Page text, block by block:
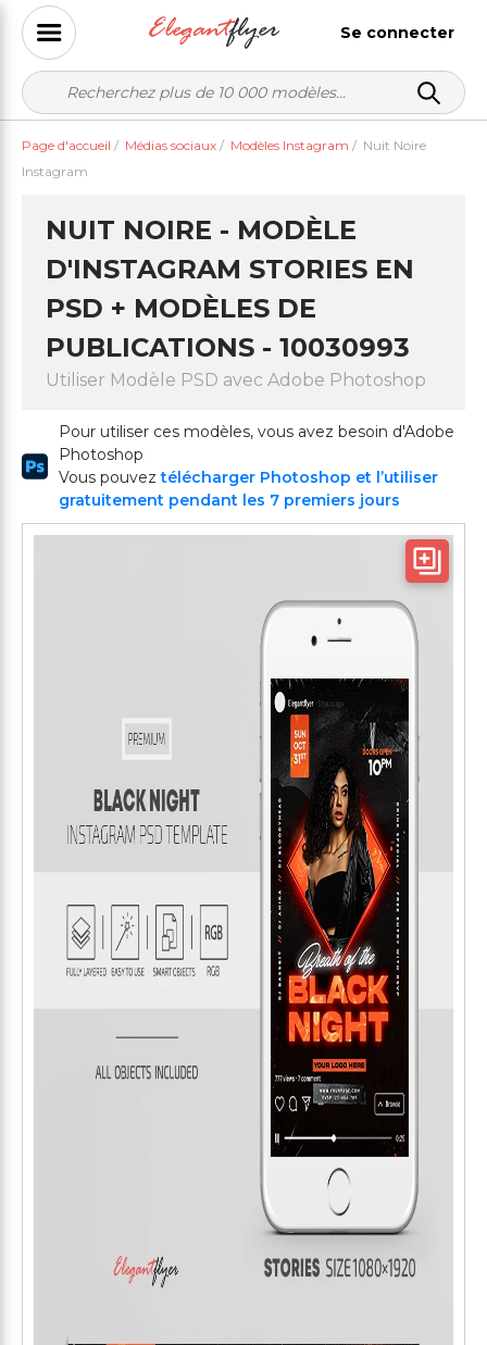
Se connecter
Page d'accueil / Médias sociaux / Modèles Instagram / Nuit Noire
Instagram
NUIT NOIRE - MODÈLE
D'INSTAGRAM STORIES EN
PSD + MODÈLES DE
PUBLICATIONS - 10030993
Utiliser Modèle PSD avec Adobe Photoshop
Pour utiliser ces modèles, vous avez besoin d'Adobe
Photoshop
Vous pouveztélécharger Photoshop et l’utiliser
gratuitement pendant les 7 premiers jours